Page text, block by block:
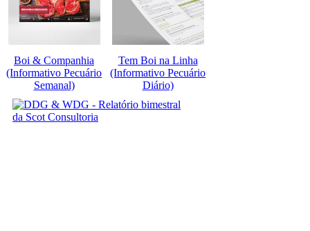
Boi & Companhia
(Informativo Pecuário
Semanal)
Tem Boi na Linha
(Informativo Pecuário
Diário)